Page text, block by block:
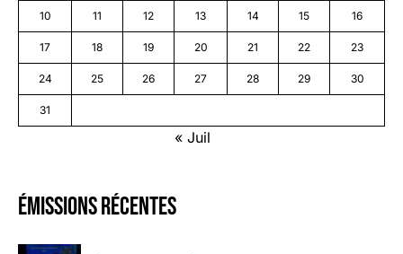
10 11 12 13 14 15 16
17 18 19 20 21 22 23
24 25 26 27 28 29 30
31
« Juil
émissions récentes